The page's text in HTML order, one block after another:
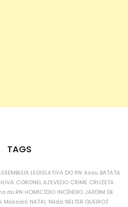
TAGS
LEGISLATIVA DO RN Assu BATATA
CORONEL AZEVEDO CRIME CRUZETA
do RN HOMICÍDIO INCÊNDIO JARDIM DE
Mossoró NATAL Nilda NÉLTER QUEIROZ